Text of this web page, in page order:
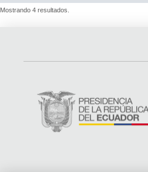
Mostrando 4 resultados.